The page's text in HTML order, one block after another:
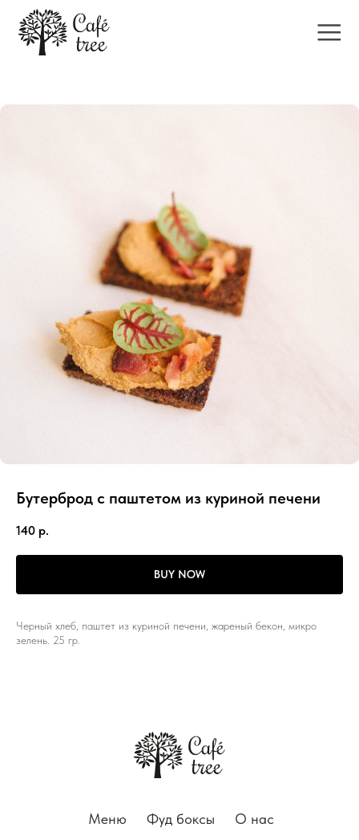
Бутерброд с паштетом из куриной печени
140 р.
BUY NOW
Черный хлеб, паштет из куриной печени, жареный бекон, микро
зелень. 25 гр.
Меню Фуд боксы О нас